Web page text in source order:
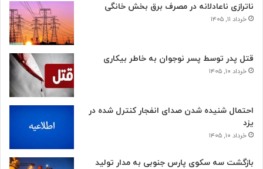
ناترازی ناعادلانه در مصرف برق بخش خانگی
خرداد ۱۱, ۱۴۰۵
قتل پدر توسط پسر نوجوان به خاطر بیکاری
خرداد ۱۰, ۱۴۰۵
احتمال شنیده شدن صدای انفجار کنترل شده در
یزد
خرداد ۱۰, ۱۴۰۵
بازگشت سه سکوی پارس جنوبی به مدار تولید